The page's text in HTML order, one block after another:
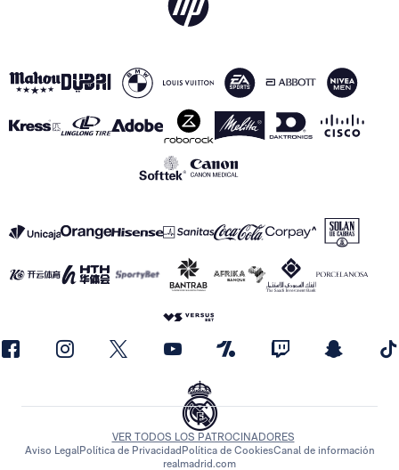
VER TODOS LOS PATROCINADORES
Aviso LegalPolítica de Privacidad Política de CookiesCanal de información
realmadrid.com